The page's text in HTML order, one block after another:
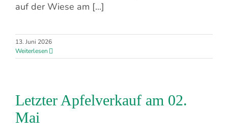
auf der Wiese am [...]
13. Juni 2026
Weiterlesen
Letzter Apfelverkauf am 02.
Mai